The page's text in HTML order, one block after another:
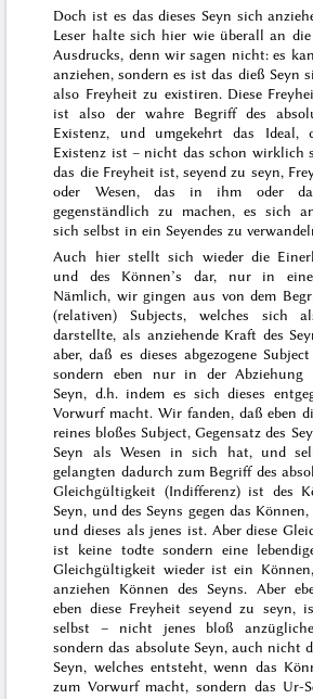
Doch ist es das dieses Seyn sich
Leser halte sich hier wie überall an die
Ausdrucks, denn wir sagen nicht: es
anziehen, sondern es ist das dieß Seyn
also Freyheit zu existiren. Diese
ist also der wahre Begriff des
Existenz, und umgekehrt das Ideal,
Existenz ist – nicht das schon wirklich
das die Freyheit ist, seyend zu seyn,
oder Wesen, das in ihm oder
gegenständlich zu machen, es sich
sich selbst in ein Seyendes zu
Auch hier stellt sich wieder die
und des Können’s dar, nur in
Nämlich, wir gingen aus von dem
(relativen) Subjects, welches sich
darstellte, als anziehende Kraft des
aber, daß es dieses abgezogene
sondern eben nur in der Abziehung
Seyn, d.h. indem es sich dieses
Vorwurf macht. Wir fanden, daß eben
reines bloßes Subject, Gegensatz des
Seyn als Wesen in sich hat, und
gelangten dadurch zum Begriff des
Gleichgültigkeit (Indifferenz) ist des
Seyn, und des Seyns gegen das
und dieses als jenes ist. Aber diese
ist keine todte sondern eine
Gleichgültigkeit wieder ist ein
anziehen Können des Seyns. Aber
eben diese Freyheit seyend zu seyn,
selbst – nicht jenes bloß
sondern das absolute Seyn, auch nicht
Seyn, welches entsteht, wenn das
zum Vorwurf macht, sondern das Ur-